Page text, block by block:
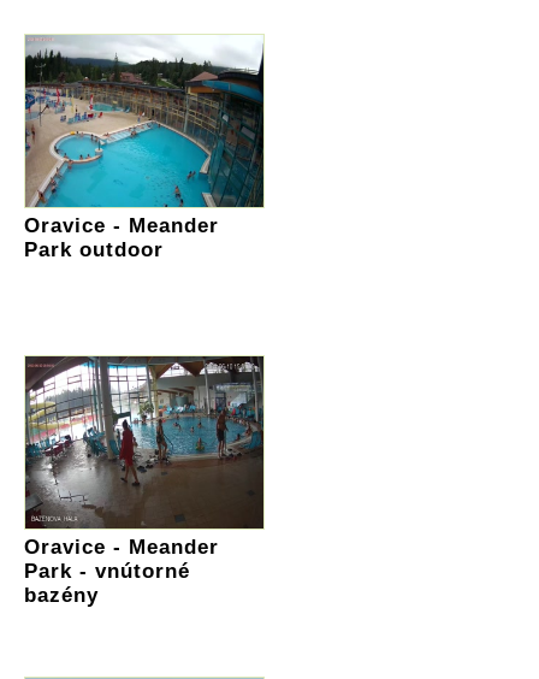
Oravice - Meander
Park outdoor
Oravice - Meander
Park - vnútorné
bazény